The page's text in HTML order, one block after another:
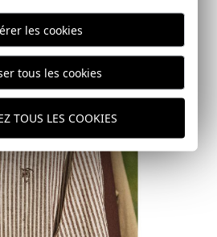
les cookies
tous les cookies
TOUS LES COOKIES